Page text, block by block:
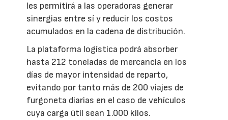
les permitirá a las operadoras generar
sinergias entre sí y reducir los costos
acumulados en la cadena de distribución.
La plataforma logística podrá absorber
hasta 212 toneladas de mercancía en los
días de mayor intensidad de reparto,
evitando por tanto más de 200 viajes de
furgoneta diarias en el caso de vehículos
cuya carga útil sean 1.000 kilos.